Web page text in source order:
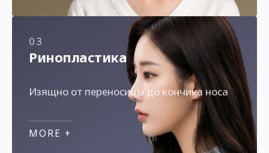
03
Ринопластика
Изящно от переносицы до кончика носа
MORE +